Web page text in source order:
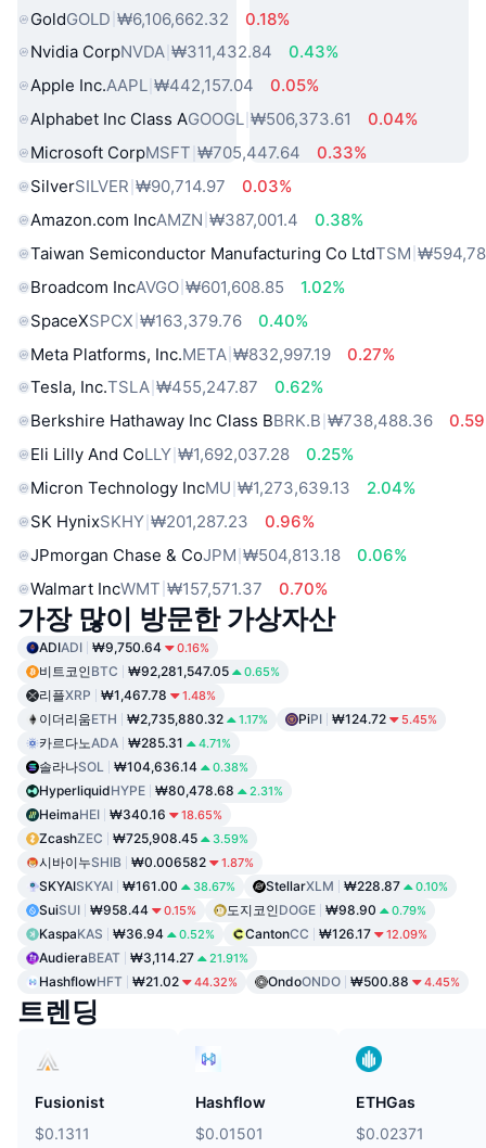
GoldGOLD ₩6,106,662.32
0.18%
Nvidia CorpNVDA ₩311,432.84
0.43%
Apple Inc.AAPL ₩442,157.04
0.05%
Alphabet Inc Class AGOOGL ₩506,373.61
0.04%
Microsoft CorpMSFT ₩705,447.64
0.33%
SilverSILVER ₩90,714.97
0.03%
Amazon.com IncAMZN ₩387,001.4
0.38%
Taiwan Semiconductor Manufacturing Co LtdTSM
Broadcom IncAVGO ₩601,608.85
1.02%
SpaceXSPCX ₩163,379.76
0.40%
Meta Platforms, Inc.META ₩832,997.19
0.27%
Tesla, Inc.TSLA ₩455,247.87
0.62%
Berkshire Hathaway Inc Class BBRK.B ₩738,488.36
Eli Lilly And CoLLY ₩1,692,037.28
0.25%
Micron Technology IncMU ₩1,273,639.13
2.04%
SK HynixSKHY ₩201,287.23
0.96%
JPmorgan Chase & CoJPM ₩504,813.18
0.06%
Walmart IncWMT ₩157,571.37 0.70%
가장 많이 방문한 가상자산
ADIADI ₩9,750.64 0.16%
비트코인BTC ₩92,281,547.05 0.65%
리플XRP ₩1,467.78 1.48%
이더리움ETH ₩2,735,880.32 1.17% PiPI ₩124.72 5.45%
카르다노ADA ₩285.31 4.71%
솔라나SOL ₩104,636.14 0.38%
HyperliquidHYPE ₩80,478.68 2.31%
HeimaHEI ₩340.16 18.65%
ZcashZEC ₩725,908.45 3.59%
시바이누SHIB ₩0.006582 1.87%
SKYAISKYAI ₩161.00 38.67% StellarXLM ₩228.87 0.10%
SuiSUI ₩958.44 0.15% 도지코인DOGE ₩98.90 0.79%
KaspaKAS ₩36.94 0.52% CantonCC ₩126.17 12.09%
AudieraBEAT ₩3,114.27 21.91%
HashflowHFT ₩21.02 44.32% OndoONDO ₩500.88 4.45%
트렌딩
Fusionist
$0.1311
Hashflow
$0.01501
ETHGas
$0.02371